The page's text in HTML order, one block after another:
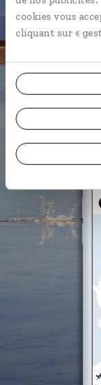
cookies vous
cliquant sur «vous-